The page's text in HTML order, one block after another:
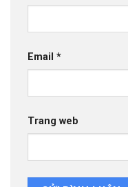
Email *
Trang web